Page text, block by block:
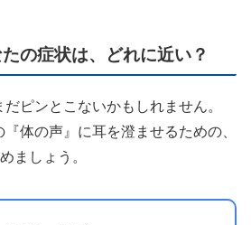
たの症状は、どれに近い？
ピンとこないかもしれません。
体の声』に耳を澄ませるための、
ましょう。